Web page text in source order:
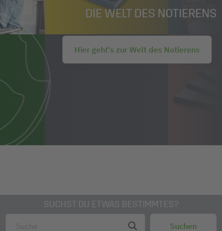
DIE WELT DES NOTIERENS
Hier geht's zur Welt des Notierens
SUCHST DU ETWAS BESTIMMTES?